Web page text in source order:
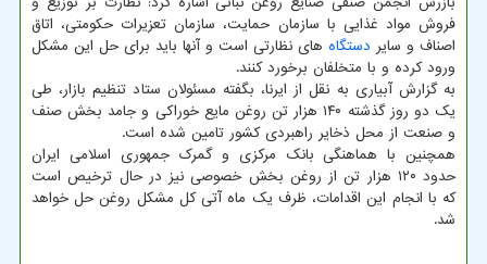
فروش مواد غذایی با سازمان حمایت، سازمان تعزیرات حکومتی، اتاق
اصناف و سایر دستگاه های نظارتی است و آنها باید برای حل این مشکل
ورود کرده و با متخلفان برخورد کنند.
به گزارش آبیاری به نقل از ایرنا، بگفته مسئولان ستاد تنظیم بازار، طی
یک دو روز گذشته ۱۴۰ هزار تن روغن مایع خوراکی و جامد بخش صنف
و صنعت از محل ذخایر راهبردی کشور تامین شده است.
همچنین با هماهنگی بانک مرکزی و گمرک جمهوری اسلامی ایران
حدود ۱۲۰ هزار تن از روغن بخش خصوصی نیز در حال ترخیص است
که با انجام این اقدامات، ظرف یک ماه آتی کل مشکل روغن حل خواهد
شد.